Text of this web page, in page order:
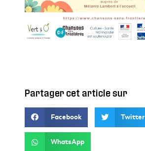
Partager cet article sur
Facebook Twitter
WhatsApp